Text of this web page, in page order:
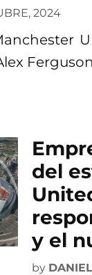
2024
del
y el
by